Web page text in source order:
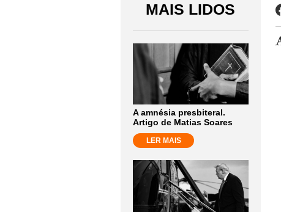
MAIS LIDOS
A amnésia presbiteral.
Artigo de Matias Soares
LER MAIS